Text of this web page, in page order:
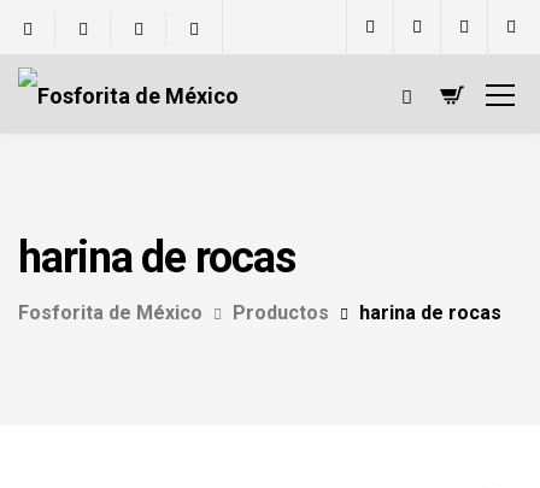
harina de rocas
Fosforita de México Productos harina de rocas